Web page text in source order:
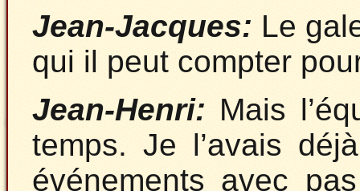
Jean-Jacques: Le
qui il peut compter
Jean-Henri: Mais
temps. Je l’avais
événements avec